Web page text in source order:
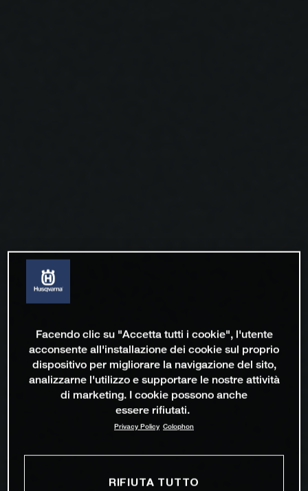
Facendo clic su "Accetta tutti i cookie", l'utente
acconsente all'installazione dei cookie sul proprio
dispositivo per migliorare la navigazione del sito,
analizzarne l'utilizzo e supportare le nostre attività
di marketing. I cookie possono anche
essere rifiutati.
Privacy Policy Colophon
RIFIUTA TUTTO